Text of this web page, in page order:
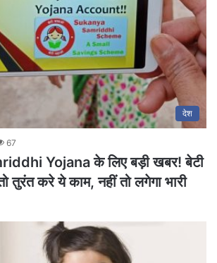
देश
67
Yojana के लिए बड़ी खबर! बेटी
तुरंत करे ये काम, नहीं तो लगेगा भारी